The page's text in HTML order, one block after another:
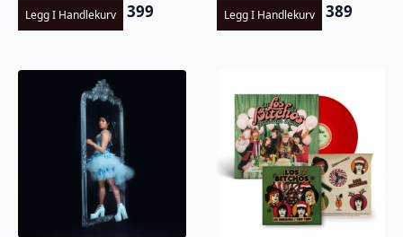
Legg I Handlekurv 399 Legg I Handlekurv 389